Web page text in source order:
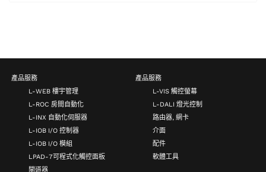
產品服務
L-WEB 樓宇管理
L-ROC 房間自動化
L-INX 自動化伺服器
L-IOB I/O 控制器
L-IOB I/O 模組
LPAD-7可程式化觸控面板
閘道器
產品服務
L-VIS 觸控螢幕
L-DALI 燈光控制
路由器, 網卡
介面
配件
軟體工具